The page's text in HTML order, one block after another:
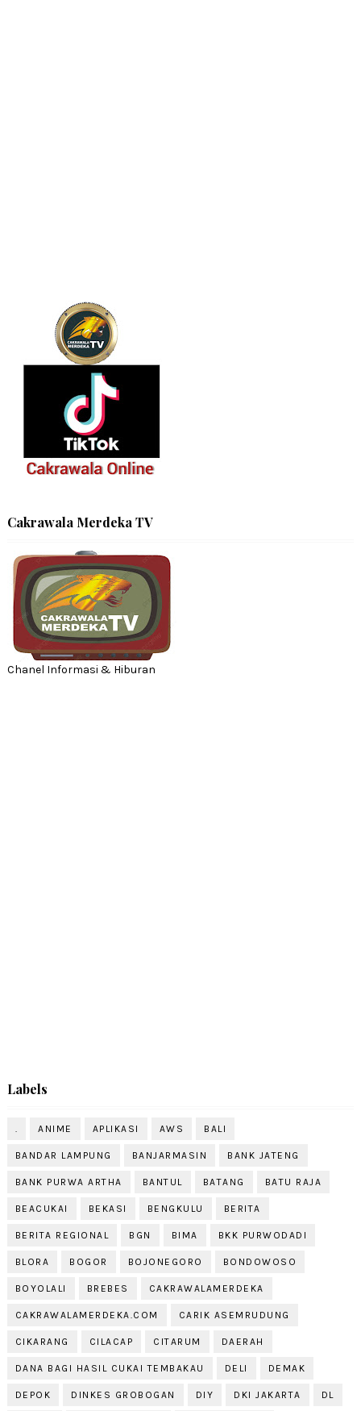
Cakrawala Merdeka TV
Chanel Informasi & Hiburan
Labels
. ANIME APLIKASI AWS BALI
BANDAR LAMPUNG BANJARMASIN BANK JATENG
BANK PURWA ARTHA BANTUL BATANG BATU RAJA
BEACUKAI BEKASI BENGKULU BERITA
BERITA REGIONAL BGN BIMA BKK PURWODADI
BLORA BOGOR BOJONEGORO BONDOWOSO
BOYOLALI BREBES CAKRAWALAMERDEKA
CAKRAWALAMERDEKA.COM CARIK ASEMRUDUNG
CIKARANG CILACAP CITARUM DAERAH
DANA BAGI HASIL CUKAI TEMBAKAU DELI DEMAK
DEPOK DINKES GROBOGAN DIY DKI JAKARTA DL